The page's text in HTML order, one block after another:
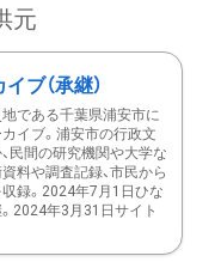
元
ブ（承継）
である千葉県浦安市に
イブ。浦安市の行政文
、民間の研究機関や大学な
料や調査記録、市民から
録。2024年7月1日ひな
2024年3月31日サイト